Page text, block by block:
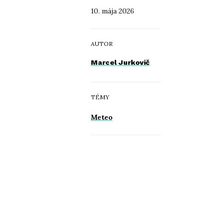
10. mája 2026
AUTOR
Marcel Jurkovič
TÉMY
Meteo